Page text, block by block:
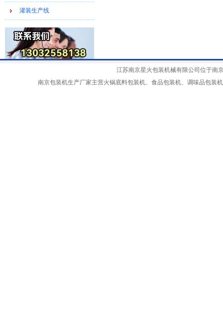
灌装生产线
江苏南京星火包装机械有限公司位于
南京包装机生产厂家主营火锅底料包装机、食品包装机、调味品包装